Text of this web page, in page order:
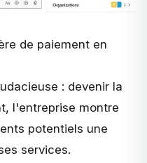
de paiement en
: devenir la
l'entreprise montre
potentiels une
services.